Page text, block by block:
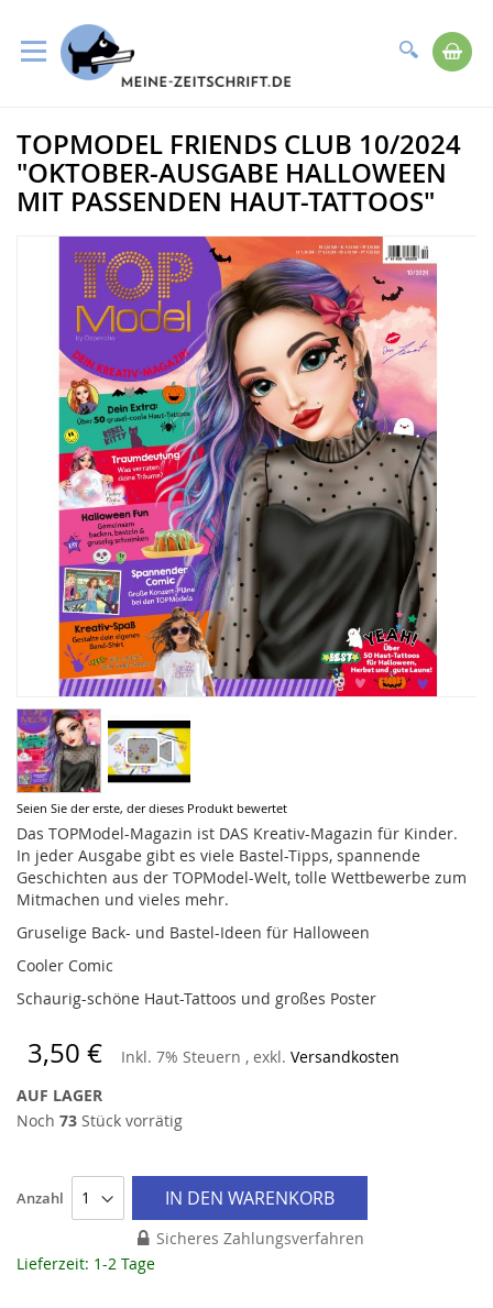
Suche
zum
Inhalt
Seien Sie der erste, der dieses Produkt bewertet
Das TOPModel-Magazin ist DAS Kreativ-Magazin für Kinder.
In jeder Ausgabe gibt es viele Bastel-Tipps, spannende
Geschichten aus der TOPModel-Welt, tolle Wettbewerbe zum
Mitmachen und vieles mehr.
Gruselige Back- und Bastel-Ideen für Halloween
Cooler Comic
Schaurig-schöne Haut-Tattoos und großes Poster
3,50 € Inkl. 7% Steuern , exkl. Versandkosten
AUF LAGER
Noch 73 Stück vorrätig
Anzahl IN DEN WARENKORB
Sicheres Zahlungsverfahren
Lieferzeit: 1-2 Tage
Zum
Ende
der
Bildergalerie
TOPMODEL FRIENDS CLUB 10/2024
"OKTOBER-AUSGABE HALLOWEEN
MIT PASSENDEN HAUT-TATTOOS"
Zum
Anfang
der
Bildergalerie
springen